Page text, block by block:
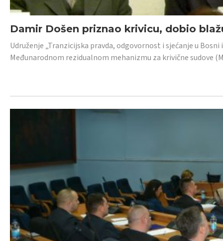
Damir Došen priznao krivicu, dobio
Udruženje „Tranzicijska pravda, odgovornost i sjećanje u
Međunarodnom rezidualnom mehanizmu za krivične sudove